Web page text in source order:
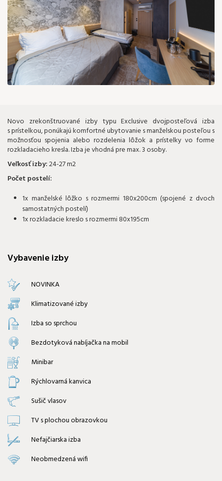
Novo zrekonštruované izby typu Exclusive dvojposteľová izba
s prístelkou, ponúkajú komfortné ubytovanie s manželskou posteľou s
možnosťou spojenia alebo rozdelenia lôžok a prístelky vo forme
rozkladacieho kresla. Izba je vhodná pre max. 3 osoby.
Veľkosť izby:24-27 m2
Počet postelí:
1x manželské lôžko s rozmermi 180x200cm (spojené z dvoch
samostatných postelí)
1x rozkladacie kreslo s rozmermi 80x195cm
Vybavenie izby
NOVINKA
Klimatizované izby
Izba so sprchou
Bezdotyková nabíjačka na mobil
Minibar
Rýchlovarná kanvica
Sušič vlasov
TV s plochou obrazovkou
Nefajčiarska izba
Neobmedzená wifi